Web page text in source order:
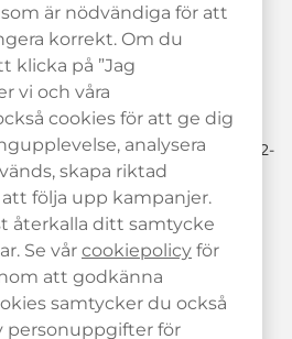
Kontakta oss gärna!
08 517 910 97
17.00 | (Lunchstängt må-fre 12-
13)
är nödvändiga för att
korrekt. Om du
klicka på ”Jag
vi och våra
cookies för att ge dig
analysera
skapa riktad
följa upp kampanjer.
återkalla ditt samtycke
Se vår cookiepolicy för
att godkänna
samtycker du också
personuppgifter för